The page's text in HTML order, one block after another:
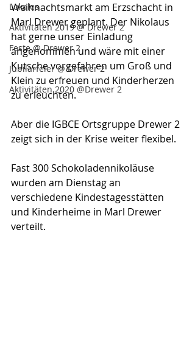
Lokales
Aktivitäten 2019 @ Drewer 2
Feste @ Drewer 2
Jubilarfeier @ Drewer 2
Aktivitäten 2020 @Drewer 2
Weihnachtsmarkt am Erzschacht in
Marl Drewer geplant. Der Nikolaus
hat gerne unser Einladung
angenommen und wäre mit einer
Kutsche vorgefahren um Groß und
Klein zu erfreuen und Kinderherzen
zu erleuchten.
Aber die IGBCE Ortsgruppe Drewer 2
zeigt sich in der Krise weiter flexibel.
Fast 300 Schokoladennikoläuse
wurden am Dienstag an
verschiedene Kindestagesstätten
und Kinderheime in Marl Drewer
verteilt.